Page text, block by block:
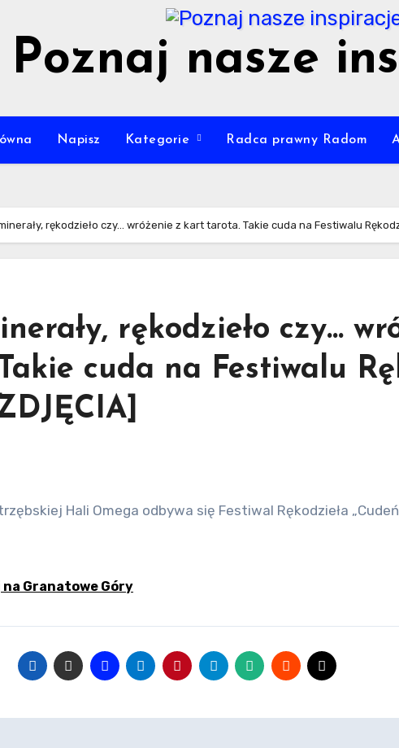
Poznaj nasze
Napisz Kategorie Radca prawny Radom
rękodzieło czy… wróżenie z kart tarota. Takie cuda na Festiwalu
rękodzieło czy…
cuda na Festiwalu
na Granatowe Góry